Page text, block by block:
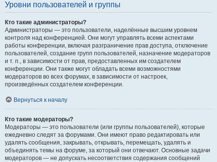
Уровни пользователей и группы
Кто такие администраторы?
Администраторы — это пользователи, наделённые высшим уровнем
контроля над конференцией. Они могут управлять всеми аспектами
работы конференции, включая разграничение прав доступа, отключение
пользователей, создание групп пользователей, назначение модераторов
и т. п., в зависимости от прав, предоставленных им создателем
конференции. Они также могут обладать всеми возможностями
модераторов во всех форумах, в зависимости от настроек,
произведённых создателем конференции.
Вернуться к началу
Кто такие модераторы?
Модераторы — это пользователи (или группы пользователей), которые
ежедневно следят за форумами. Они имеют право редактировать или
удалять сообщения, закрывать, открывать, перемещать, удалять и
объединять темы на форуме, за который они отвечают. Основные задачи
модераторов — не допускать несоответствия содержания сообщений